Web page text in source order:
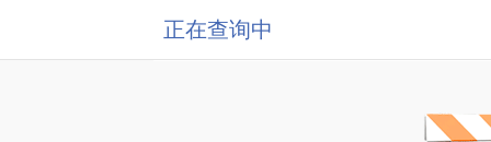
正在查询中